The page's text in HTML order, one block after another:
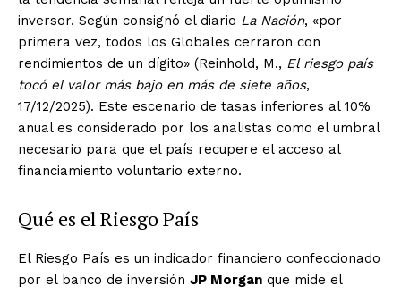
inversor. Según consignó el diario La Nación, «por
primera vez, todos los Globales cerraron con
rendimientos de un dígito» (Reinhold, M., El riesgo país
tocó el valor más bajo en más de siete años,
17/12/2025). Este escenario de tasas inferiores al 10%
anual es considerado por los analistas como el umbral
necesario para que el país recupere el acceso al
financiamiento voluntario externo.
Qué es el Riesgo País
El Riesgo País es un indicador financiero confeccionado
por el banco de inversión JP Morgan que mide el